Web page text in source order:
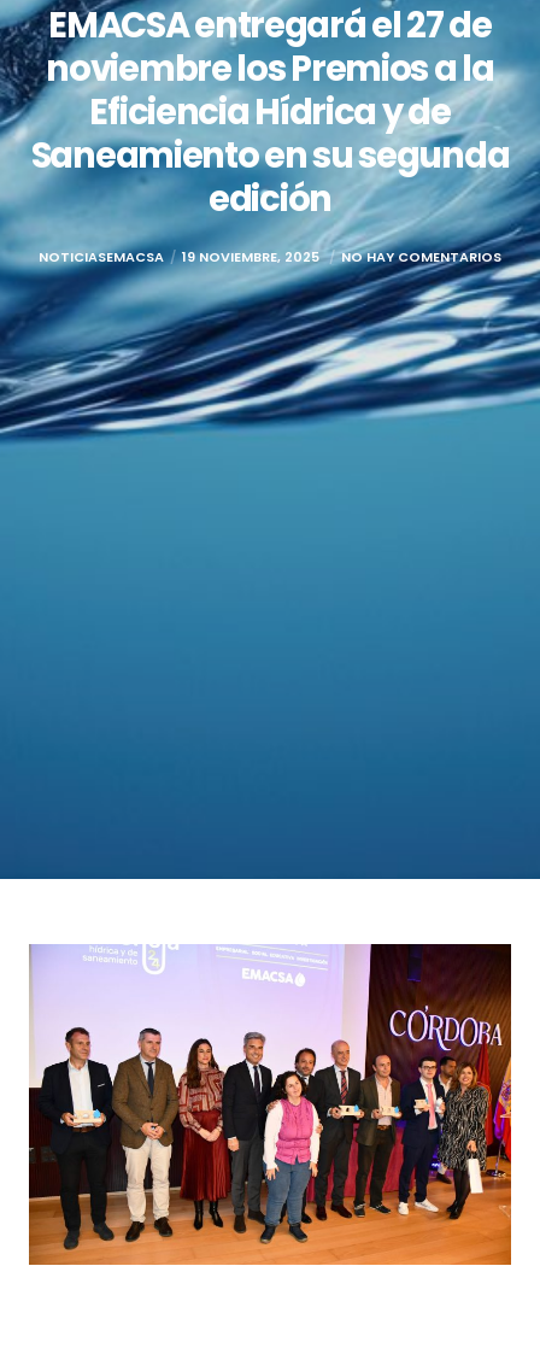
EMACSA entregará el 27 de
noviembre los Premios a la
Eficiencia Hídrica y de
Saneamiento en su segunda
edición
NOTICIASEMACSA 19 NOVIEMBRE, 2025 NO HAY COMENTARIOS